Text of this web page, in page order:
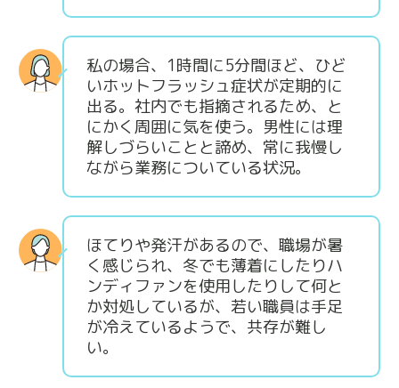
私の場合、1時間に5分間ほど、ひど
いホットフラッシュ症状が定期的に
出る。社内でも指摘されるため、と
にかく周囲に気を使う。男性には理
解しづらいことと諦め、常に我慢し
ながら業務についている状況。
ほてりや発汗があるので、職場が暑
く感じられ、冬でも薄着にしたりハ
ンディファンを使用したりして何と
か対処しているが、若い職員は手足
が冷えているようで、共存が難し
い。